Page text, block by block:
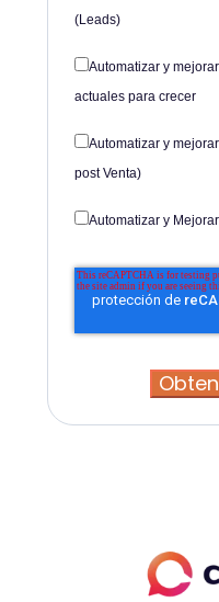
(Leads)
Automatizar y
actuales para crecer
Automatizar y
post Venta)
Automatizar y